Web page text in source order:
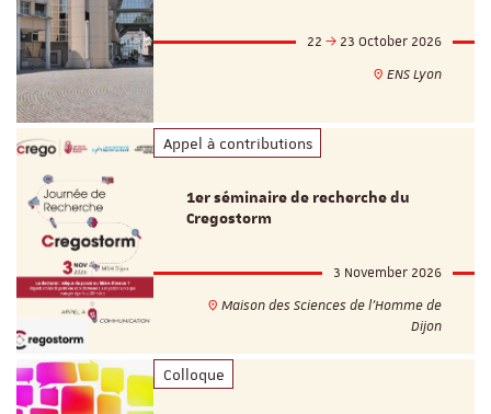
22
23 October 2026
ENS Lyon
Appel à contributions
1er séminaire de recherche du
Cregostorm
3 November 2026
Maison des Sciences de l'Homme de
Dijon
Colloque